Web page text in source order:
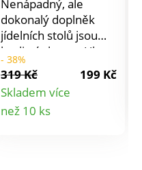
Nenápadný, ale
dokonalý doplněk
jídelních stolů jsou
kvalitní ubrusy. Ubrus
dokáže v místnosti
mistrně čarovat s
atmosférou a jídlo
hned chutná ještě
- 38%
319 Kč
199 Kč
Skladem více
než 10 ks